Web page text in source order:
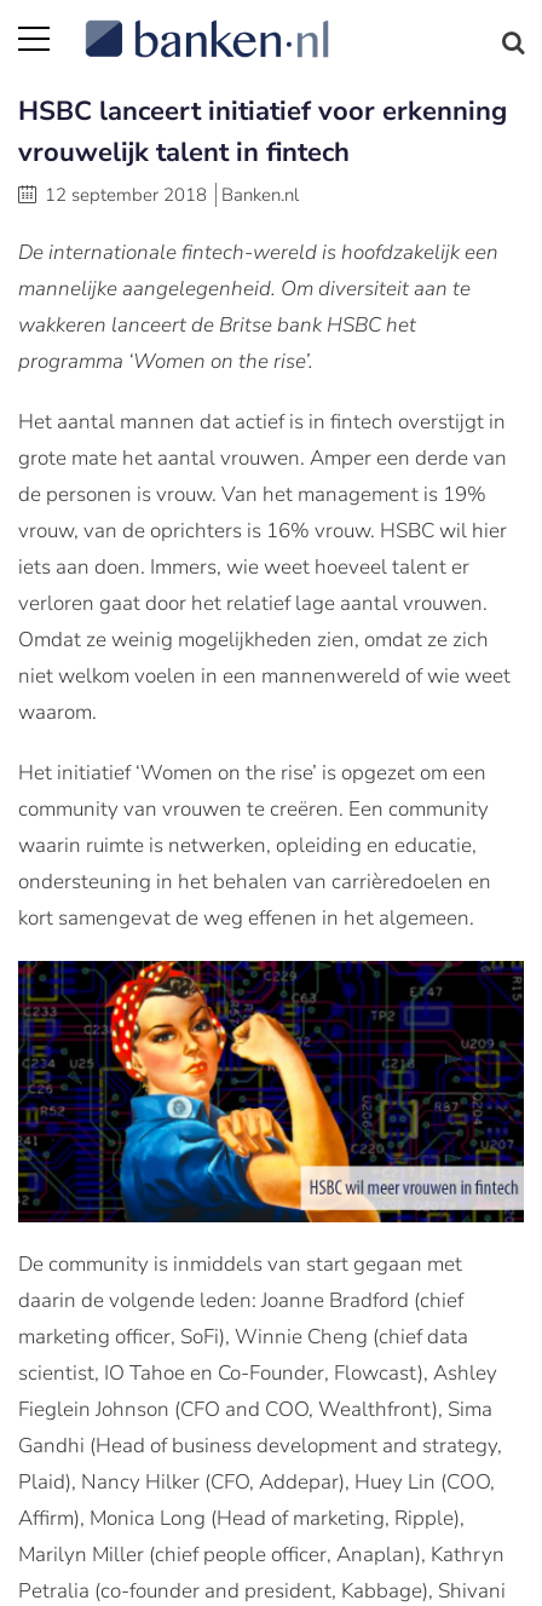
HSBC lanceert initiatief voor erkenning
vrouwelijk talent in fintech
12 september 2018 Banken.nl
De internationale fintech-wereld is hoofdzakelijk een
mannelijke aangelegenheid. Om diversiteit aan te
wakkeren lanceert de Britse bank HSBC het
programma ‘Women on the rise’.
Het aantal mannen dat actief is in fintech overstijgt in
grote mate het aantal vrouwen. Amper een derde van
de personen is vrouw. Van het management is 19%
vrouw, van de oprichters is 16% vrouw. HSBC wil hier
iets aan doen. Immers, wie weet hoeveel talent er
verloren gaat door het relatief lage aantal vrouwen.
Omdat ze weinig mogelijkheden zien, omdat ze zich
niet welkom voelen in een mannenwereld of wie weet
waarom.
Het initiatief ‘Women on the rise’ is opgezet om een
community van vrouwen te creëren. Een community
waarin ruimte is netwerken, opleiding en educatie,
ondersteuning in het behalen van carrièredoelen en
kort samengevat de weg effenen in het algemeen.
De community is inmiddels van start gegaan met
daarin de volgende leden: Joanne Bradford (chief
marketing officer, SoFi), Winnie Cheng (chief data
scientist, IO Tahoe en Co-Founder, Flowcast), Ashley
Fieglein Johnson (CFO and COO, Wealthfront), Sima
Gandhi (Head of business development and strategy,
Plaid), Nancy Hilker (CFO, Addepar), Huey Lin (COO,
Affirm), Monica Long (Head of marketing, Ripple),
Marilyn Miller (chief people officer, Anaplan), Kathryn
Petralia (co-founder and president, Kabbage), Shivani